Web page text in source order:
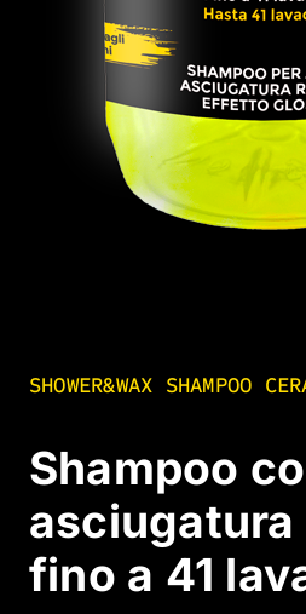
SHOWER&WAX SHAMPOO
Shampoo
asciugatura
fino a 41